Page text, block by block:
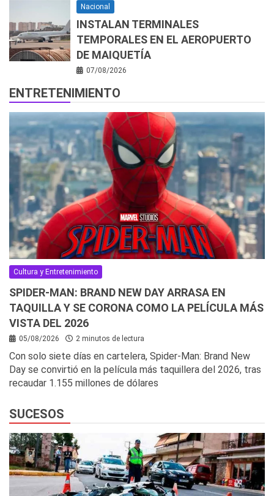
Nacional
INSTALAN TERMINALES
TEMPORALES EN EL AEROPUERTO
DE MAIQUETÍA
07/08/2026
ENTRETENIMIENTO
Cultura y Entretenimiento
SPIDER-MAN: BRAND NEW DAY ARRASA EN
TAQUILLA Y SE CORONA COMO LA PELÍCULA MÁS
VISTA DEL 2026
05/08/2026 2 minutos de lectura
Con solo siete días en cartelera, Spider-Man: Brand New
Day se convirtió en la película más taquillera del 2026, tras
recaudar 1.155 millones de dólares
SUCESOS